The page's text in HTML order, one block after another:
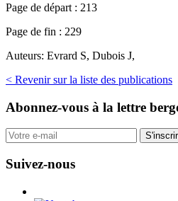
Page de départ : 213
Page de fin : 229
Auteurs: Evrard S, Dubois J,
< Revenir sur la liste des publications
Abonnez-vous à la lettre
Suivez-nous